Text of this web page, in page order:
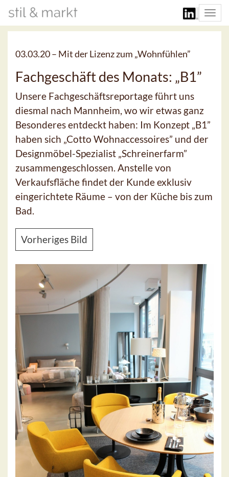
03.03.20 – Mit der Lizenz zum „Wohnfühlen”
Fachgeschäft des Monats: „B1”
Unsere Fachgeschäftsreportage führt uns
diesmal nach Mannheim, wo wir etwas ganz
Besonderes entdeckt haben: Im Konzept „B1”
haben sich „Cotto Wohnaccessoires” und der
Designmöbel-Spezialist „Schreinerfarm”
zusammengeschlossen. Anstelle von
Verkaufsfläche findet der Kunde exklusiv
eingerichtete Räume – von der Küche bis zum
Bad.
Vorheriges Bild